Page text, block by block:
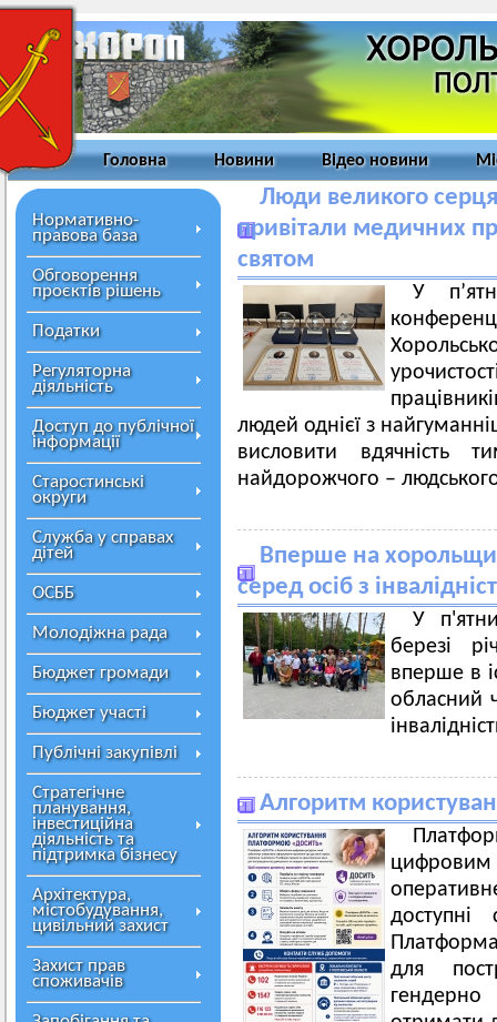
Головна Новини Відео новини
Нормативно-
правова база
Обговорення
проєктів рішень
Податки
Регуляторна
діяльність
Доступ до публічної
інформації
Старостинські
округи
Служба у справах
дітей
ОСББ
Молодіжна рада
Бюджет громади
Бюджет участі
Публічні закупівлі
Стратегічне
планування,
інвестиційна
діяльність та
підтримка бізнесу
Архітектура,
містобудування,
цивільний захист
Захист прав
споживачів
Люди великого
привітали медичних
святом
У
людей однієї з
висловити вдячність
найдорожчого –
Вперше на
серед осіб з
У
березі
вперше в
обласний
Алгоритм
доступні
для